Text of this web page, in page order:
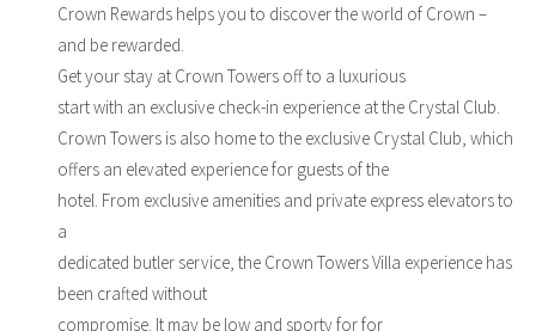
Crown Rewards helps you to discover the world of Crown –
and be rewarded.
Get your stay at Crown Towers off to a luxurious
start with an exclusive check-in experience at the Crystal Club.
Crown Towers is also home to the exclusive Crystal Club, which
offers an elevated experience for guests of the
hotel. From exclusive amenities and private express elevators to
a
dedicated butler service, the Crown Towers Villa experience has
been crafted without
compromise. It may be low and sporty for for